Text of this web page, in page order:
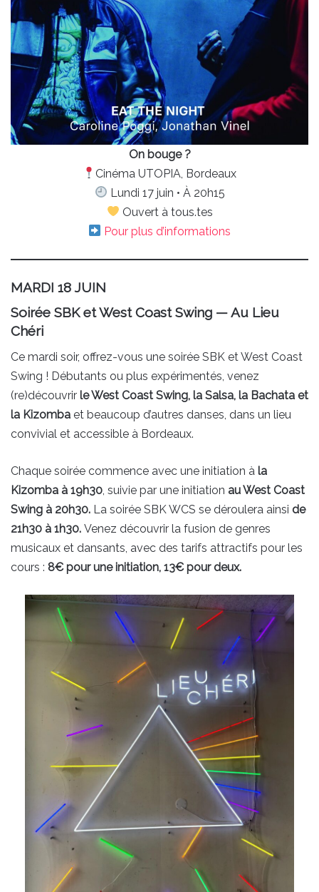
On bouge ?
Cinéma UTOPIA, Bordeaux
Lundi 17 juin • À 20h15
Ouvert à tous.tes
Pour plus d’informations
MARDI 18 JUIN
Soirée SBK et West Coast Swing — Au Lieu
Chéri
Ce mardi soir, offrez-vous une soirée SBK et West Coast
Swing ! Débutants ou plus expérimentés, venez
(re)découvrir le West Coast Swing, la Salsa, la Bachata et
la Kizomba et beaucoup d’autres danses, dans un lieu
convivial et accessible à Bordeaux.
Chaque soirée commence avec une initiation à la
Kizomba à 19h30 , suivie par une initiation au West Coast
Swing à 20h30. La soirée SBK WCS se déroulera ainsi de
21h30 à 1h30. Venez découvrir la fusion de genres
musicaux et dansants, avec des tarifs attractifs pour les
cours : 8€ pour une initiation, 13€ pour deux.